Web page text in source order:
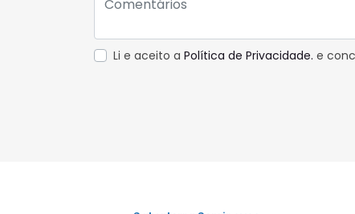
Li e aceito a Política de Privacidade. e